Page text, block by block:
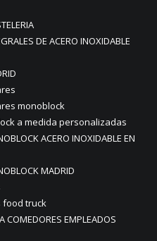
DE ACERO INOXIDABLE
monoblock
a medida personalizadas
ACERO INOXIDABLE EN
MADRID
food truck
COMEDORES EMPLEADOS